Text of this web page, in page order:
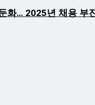
화… 2025년 채용 부